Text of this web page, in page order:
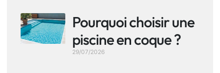
Pourquoi choisir une
piscine en coque ?
29/07/2026